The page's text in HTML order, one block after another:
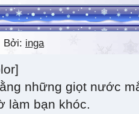
Bởi: inga
những giọt nước
làm bạn khóc.